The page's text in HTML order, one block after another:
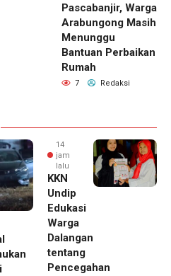
Pascabanjir, Warga
Arabungong Masih
Menunggu
Bantuan Perbaikan
Rumah
7 Redaksi
14
jam
lalu
KKN
Undip
Edukasi
Warga
Dalangan
tentang
Pencegahan